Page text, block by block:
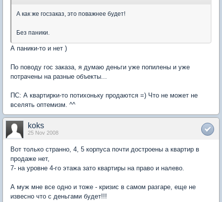
А как же госзаказ, это поважнее будет!
Без паники.
А паники-то и нет )
По поводу гос заказа, я думаю деньги уже попилены и уже
потрачены на разные объекты...
ПС: А квартирки-то потихоньку продаются =) Что не может не
вселять оптемизм. ^^
koks
25 Nov 2008
Вот только странно, 4, 5 корпуса почти достроены а квартир в
продаже нет,
7- на уровне 4-го этажа зато квартиры на право и налево.
А муж мне все одно и тоже - кризис в самом разгаре, еще не
извесно что с деньгами будет!!!